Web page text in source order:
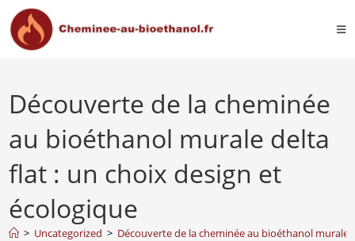
Découverte de la cheminée
au bioéthanol murale delta
flat : un choix design et
écologique
> Uncategorized > Découverte de la cheminée au bioéthanol